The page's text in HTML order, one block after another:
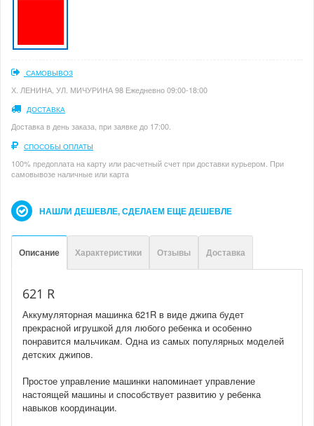
САМОВЫВОЗ
Х. ЛЕНИНА, УЛ. МИЧУРИНА 98 Ежедневно 09:00-18:00
ДОСТАВКА
Доставка в день заказа, при заявке до 17:00.
СПОСОБЫ ОПЛАТЫ
100% предоплата на карту или расчетный счет при доставки курьером. При
самовывозе наличные или карта
НАШЛИ ДЕШЕВЛЕ, СДЕЛАЕМ ЕЩЕ ДЕШЕВЛЕ
Описание Характеристики Отзывы Доставка
621 R
Аккумуляторная машинка 621R в виде джипа будет
прекрасной игрушкой для любого ребенка и особенно
понравится мальчикам. Одна из самых популярных моделей
детских джипов.
Простое управление машинки напоминает управление
настоящей машины и способствует развитию у ребенка
навыков координации.